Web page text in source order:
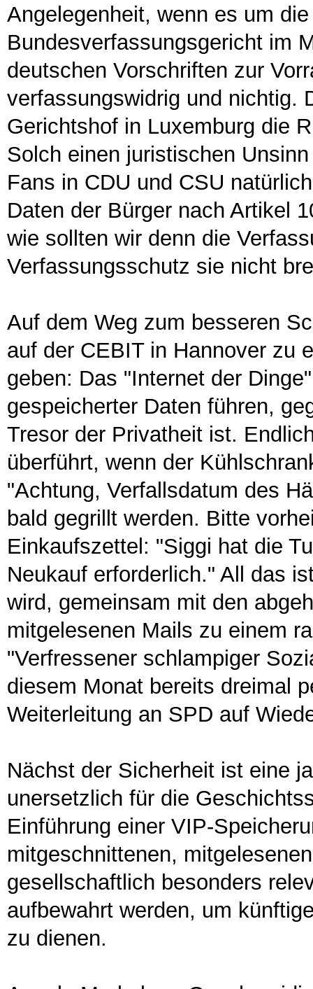
Angelegenheit, wenn es um
Bundesverfassungsgericht im
deutschen Vorschriften zur
verfassungswidrig und nichtig.
Gerichtshof in Luxemburg die
Solch einen juristischen
Fans in CDU und CSU
Daten der Bürger nach Artikel
wie sollten wir denn die
Verfassungsschutz sie nicht
Auf dem Weg zum besseren
auf der CEBIT in Hannover zu
geben: Das "Internet der
gespeicherter Daten führen,
Tresor der Privatheit ist.
überführt, wenn der
"Achtung, Verfallsdatum des
bald gegrillt werden. Bitte
Einkaufszettel: "Siggi hat die
Neukauf erforderlich." All das
wird, gemeinsam mit den
mitgelesenen Mails zu einem
"Verfressener schlampiger
diesem Monat bereits dreimal
Weiterleitung an SPD auf
Nächst der Sicherheit ist eine
unersetzlich für die
Einführung einer VIP-
mitgeschnittenen,
gesellschaftlich besonders
aufbewahrt werden, um
zu dienen.